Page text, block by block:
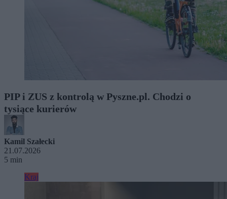
PIP i ZUS z kontrolą w Pyszne.pl. Chodzi o
tysiące kurierów
Kamil Szałecki
21.07.2026
5 min
Kraj